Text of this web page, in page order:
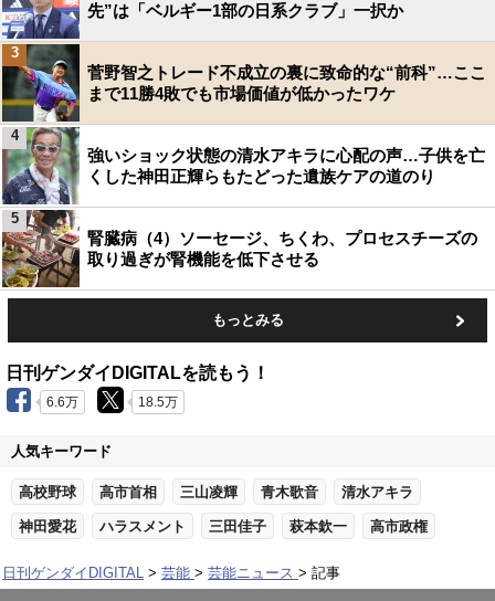
先”は「ベルギー1部の日系クラブ」一択か
菅野智之トレード不成立の裏に致命的な“前科”…ここ
まで11勝4敗でも市場価値が低かったワケ
3
強いショック状態の清水アキラに心配の声…子供を亡
くした神田正輝らもたどった遺族ケアの道のり
4
腎臓病（4）ソーセージ、ちくわ、プロセスチーズの
取り過ぎが腎機能を低下させる
5
もっとみる
日刊ゲンダイDIGITALを読もう！
6.6万 18.5万
人気キーワード
高校野球 高市首相 三山凌輝 青木歌音 清水アキラ
神田愛花 ハラスメント 三田佳子 萩本欽一 高市政権
日刊ゲンダイDIGITAL 芸能 芸能ニュース 記事